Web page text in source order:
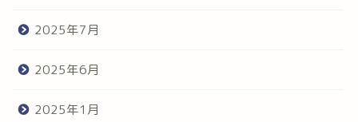
2025年7月
2025年6月
2025年1月